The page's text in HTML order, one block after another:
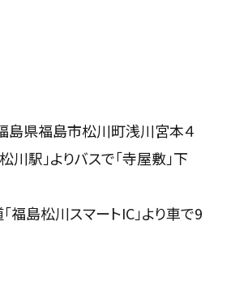
島県福島市松川町浅川宮本４
川駅」よりバスで「寺屋敷」下
福島松川スマートIC」より車で9